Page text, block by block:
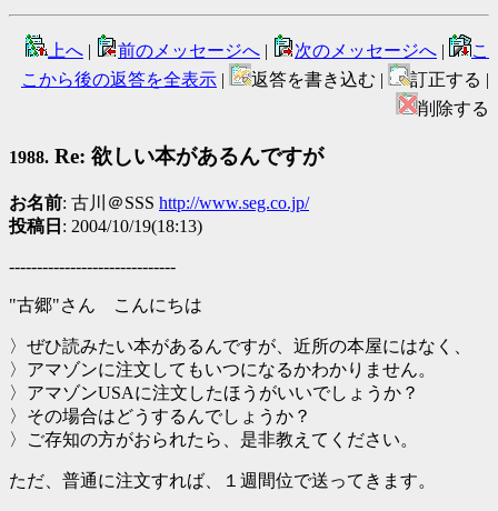
上へ | 前のメッセージへ | 次のメッセージへ |
こ
こから後の返答を全表示 | 返答を書き込む |
訂正する |
削除する
1988. Re: 欲しい本があるんですが
お名前: 古川＠SSS http://www.seg.co.jp/
投稿日 : 2004/10/19(18:13)
------------------------------
"古郷"さん こんにちは
〉ぜひ読みたい本があるんですが、近所の本屋にはなく、
〉アマゾンに注文してもいつになるかわかりません。
〉アマゾンUSAに注文したほうがいいでしょうか？
〉その場合はどうするんでしょうか？
〉ご存知の方がおられたら、是非教えてください。
ただ、普通に注文すれば、１週間位で送ってきます。